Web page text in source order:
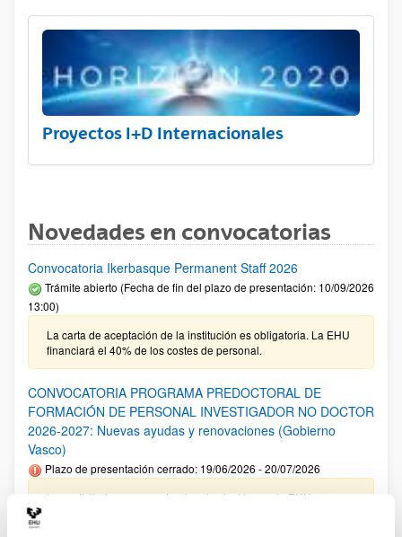
Proyectos I+D Internacionales
Novedades en convocatorias
Convocatoria Ikerbasque Permanent Staff 2026
Trámite abierto (Fecha de fin del plazo de presentación: 10/09/2026
13:00)
La carta de aceptación de la institución es obligatoria. La EHU
financiará el 40% de los costes de personal.
CONVOCATORIA PROGRAMA PREDOCTORAL DE
FORMACIÓN DE PERSONAL INVESTIGADOR NO DOCTOR
2026-2027: Nuevas ayudas y renovaciones (Gobierno
Vasco)
Plazo de presentación cerrado: 19/06/2026 - 20/07/2026
Las solicitudes cuyo centro de adscripción sea la EHU no